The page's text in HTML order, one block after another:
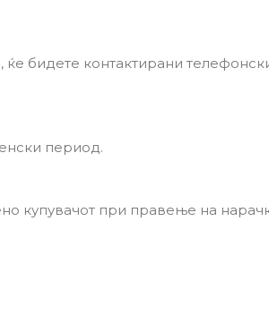
бидете контактирани
период.
купувачот при правење на